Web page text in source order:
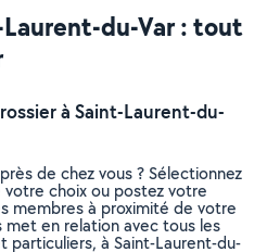
du-Var : tout
à Saint-Laurent-du-
de chez vous ? Sélectionnez
choix ou postez votre
membres à proximité de votre
met en relation avec tous les
particuliers, à Saint-Laurent-du-